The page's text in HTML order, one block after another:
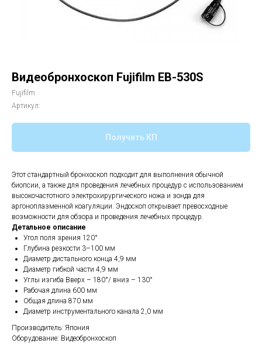
Видеобронхоскоп Fujifilm EB-530S
Fujifilm
Артикул:
Получить КП
Этот стандартный бронхоскоп подходит для выполнения обычной
биопсии, а также для проведения лечебных процедур с использованием
высокочастотного электрохирургического ножа и зонда для
аргоноплазменной коагуляции. Эндоскоп открывает превосходные
возможности для обзора и проведения лечебных процедур.
Детальное описание
Угол поля зрения 120°
Глубина резкости 3–100 мм
Диаметр дистального конца 4,9 мм
Диаметр гибкой части 4,9 мм
Углы изгиба Вверх – 180°/ вниз – 130°
Рабочая длина 600 мм
Общая длина 870 мм
Диаметр инструментального канала 2,0 мм
Производитель: Япония
Оборудование: Видеобронхоскоп